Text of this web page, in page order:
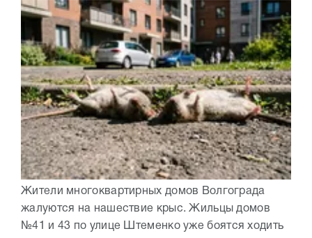
Жители многоквартирных домов Волгограда
жалуются на нашествие крыс. Жильцы домов
№41 и 43 по улице Штеменко уже боятся ходить